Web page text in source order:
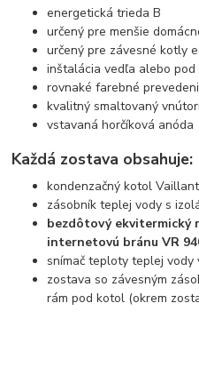
energetická trieda B
určený pre menšie
určený pre závesné kotly
inštalácia vedľa alebo
rovnaké farebné
kvalitný smaltovaný
vstavaná horčíková anóda
Každá zostava obsahuje:
kondenzačný kotol
zásobník teplej vody s
bezdôtový ekvitermický
internetovú bránu VR
snímač teploty teplej vody
zostava so závesným
rám pod kotol (okrem